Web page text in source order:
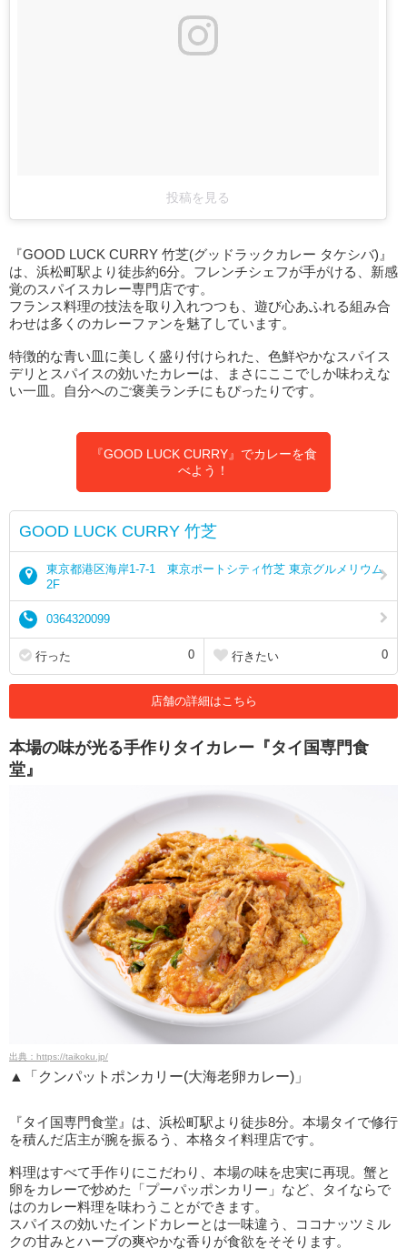
投稿を見る
『GOOD LUCK CURRY 竹芝(グッドラックカレー タケシバ)』
は、浜松町駅より徒歩約6分。フレンチシェフが手がける、新感
覚のスパイスカレー専門店です。
フランス料理の技法を取り入れつつも、遊び心あふれる組み合
わせは多くのカレーファンを魅了しています。
特徴的な青い皿に美しく盛り付けられた、色鮮やかなスパイス
デリとスパイスの効いたカレーは、まさにここでしか味わえな
い一皿。自分へのご褒美ランチにもぴったりです。
『GOOD LUCK CURRY』でカレーを食
べよう！
GOOD LUCK CURRY 竹芝
東京都港区海岸1-7-1 東京ポートシティ竹芝 東京グルメリウム
2F
0364320099
行った 0 行きたい 0
店舗の詳細はこちら
本場の味が光る手作りタイカレー『タイ国専門食
堂』
出典：https://taikoku.jp/
▲「クンパットポンカリー(大海老卵カレー)」
『タイ国専門食堂』は、浜松町駅より徒歩8分。本場タイで修行
を積んだ店主が腕を振るう、本格タイ料理店です。
料理はすべて手作りにこだわり、本場の味を忠実に再現。蟹と
卵をカレーで炒めた「プーパッポンカリー」など、タイならで
はのカレー料理を味わうことができます。
スパイスの効いたインドカレーとは一味違う、ココナッツミル
クの甘みとハーブの爽やかな香りが食欲をそそります。